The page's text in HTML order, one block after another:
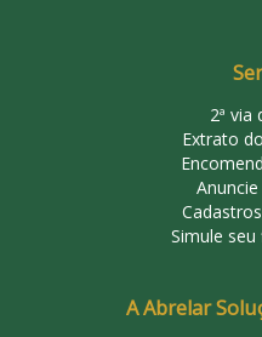
2ª via
Extrato
Simule
A Abrelar